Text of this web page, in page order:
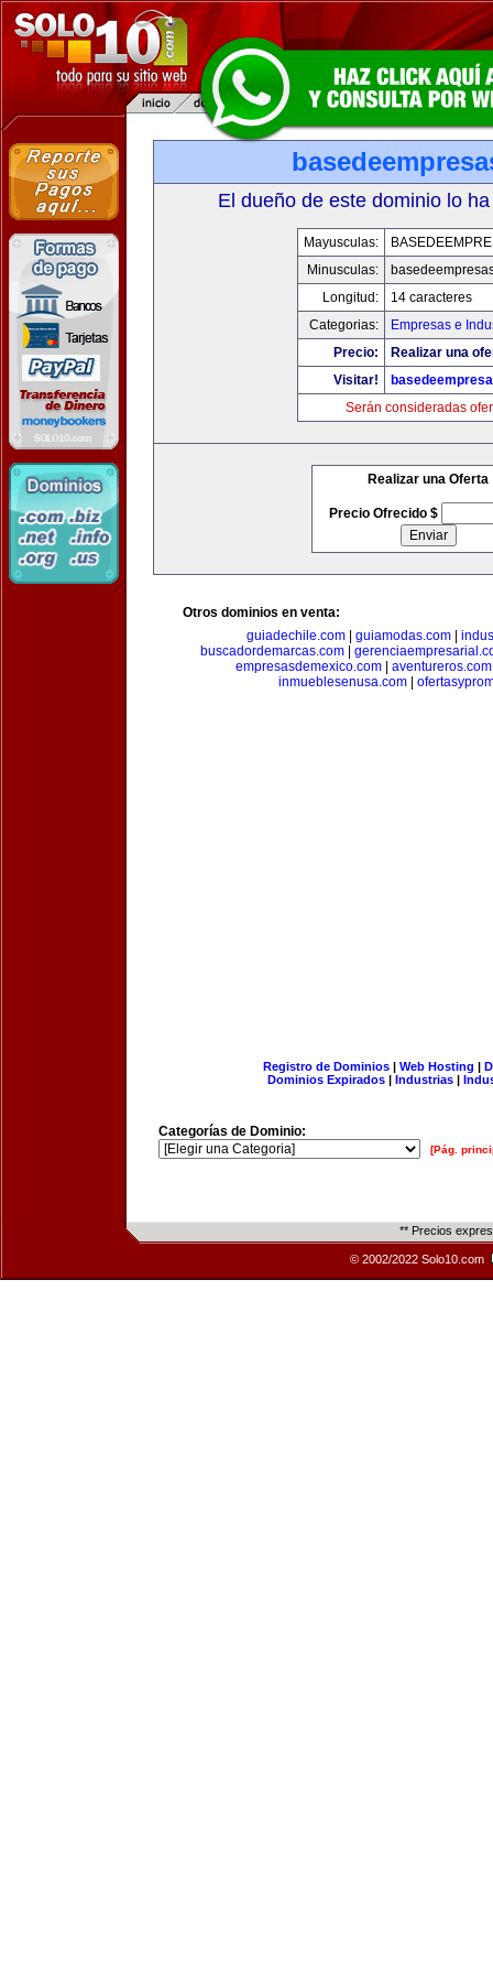
El dueño de este dominio lo
Mayusculas:
Minusculas:
Longitud:
14 caracteres
Categorias:
Empresas e
Precio:
Realizar una
Visitar!
Serán consideradas
Realizar una Oferta
Precio Ofrecido $
Otros dominios en venta:
guiadechile.com
guiamodas.com
buscadordemarcas.com|
empresasdemexico.com| aventureros.com
inmueblesenusa.com
Registro de Dominios| Web Hosting |
Dominios Expirados | Industrias |
Categorías de Dominio:
[Pág.
** Precios
© 2002/2022 Solo10.com